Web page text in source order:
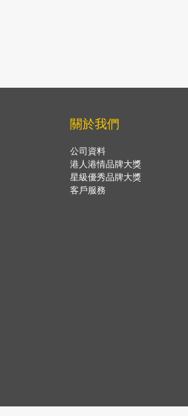
關於我們
公司資料
港人港情品牌大獎
星級優秀品牌大獎
客戶服務